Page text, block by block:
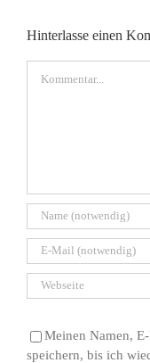
Hinterlasse einen
Meinen Namen,
speichern, bis ich